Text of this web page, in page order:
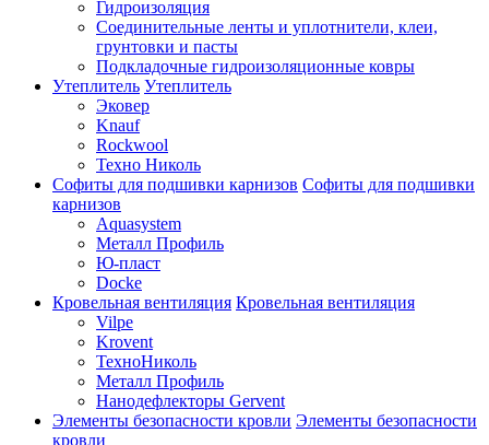
Гидроизоляция
Соединительные ленты и уплотнители, клеи,
грунтовки и пасты
Подкладочные гидроизоляционные ковры
Утеплитель Утеплитель
Эковер
Knauf
Rockwool
Техно Николь
Софиты для подшивки карнизов Софиты для подшивки
карнизов
Aquasystem
Металл Профиль
Ю-пласт
Docke
Кровельная вентиляция Кровельная вентиляция
Vilpe
Krovent
ТехноНиколь
Металл Профиль
Нанодефлекторы Gervent
Элементы безопасности кровли Элементы безопасности
кровли